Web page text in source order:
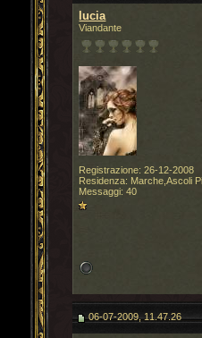
lucia
Viandante
Registrazione: 26-12-2008
Residenza: Marche,Ascoli
Messaggi: 40
06-07-2009, 11.47.26